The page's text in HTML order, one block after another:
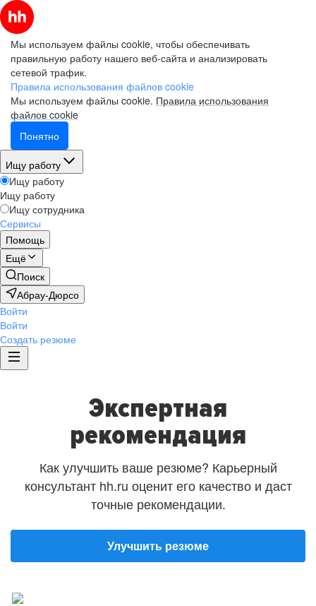
Мы используем файлы cookie, чтобы обеспечивать
правильную работу нашего веб-сайта и анализировать
сетевой трафик.
Правила использования файлов cookie
Мы используем файлы cookie. Правила использования
файлов cookie
Понятно
Ищу работу
Ищу работу
Ищу работу
Ищу сотрудника
Сервисы
Помощь
Ещё
Поиск
Абрау-Дюрсо
Войти
Войти
Создать резюме
Экспертная
рекомендация
Как улучшить ваше резюме? Карьерный
консультант hh.ru оценит его качество и даст
точные рекомендации.
Улучшить резюме